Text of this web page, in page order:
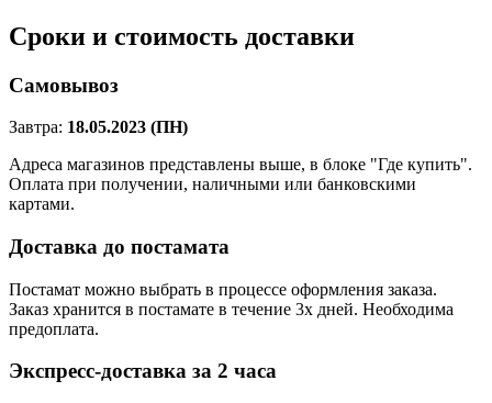
Сроки и стоимость доставки
Самовывоз
Завтра: 18.05.2023 (ПН)
Адреса магазинов представлены выше, в блоке "Где купить".
Оплата при получении, наличными или банковскими
картами.
Доставка до постамата
Постамат можно выбрать в процессе оформления заказа.
Заказ хранится в постамате в течение 3х дней. Необходима
предоплата.
Экспресс-доставка за 2 часa